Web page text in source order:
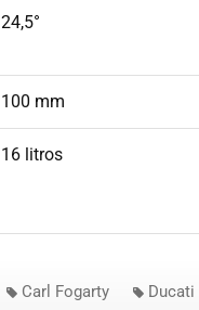
24,5°
100 mm
16 litros
Carl Fogarty Ducati